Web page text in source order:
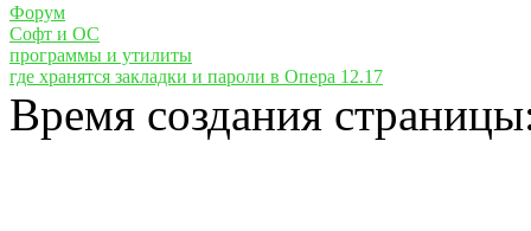
Форум
Cофт и ОС
программы и утилиты
где хранятся закладки и пароли в Опера 12.17
Время создания